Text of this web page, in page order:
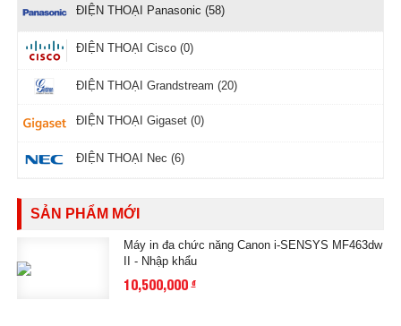
ĐIỆN THOẠI Panasonic (58)
ĐIỆN THOẠI Cisco (0)
ĐIỆN THOẠI Grandstream (20)
ĐIỆN THOẠI Gigaset (0)
ĐIỆN THOẠI Nec (6)
SẢN PHẨM MỚI
Máy in đa chức năng Canon i-SENSYS MF463dw
II - Nhập khẩu
10,500,000đ